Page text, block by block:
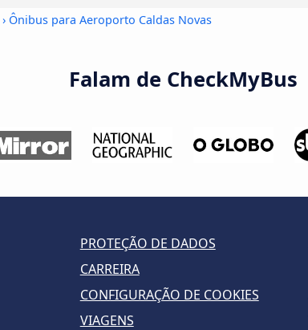
› Ônibus para Aeroporto Caldas Novas
Falam de CheckMyBus
PROTEÇÃO DE DADOS
CARREIRA
CONFIGURAÇÃO DE COOKIES
VIAGENS